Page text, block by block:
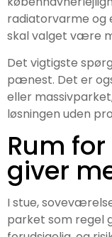
radiatorvarme og
skal valget være
Det vigtigste
pænest. Det er
eller
løsningen uden
Rum
giver
I stue,
parket som regel